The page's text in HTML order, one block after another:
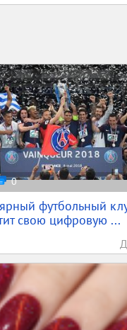
0
футбольный
свою цифровую ...